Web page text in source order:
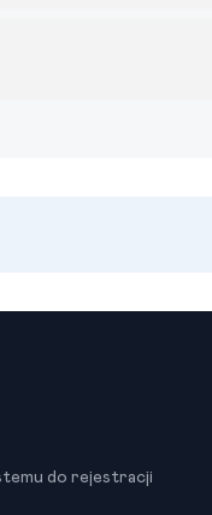
do rejestracji